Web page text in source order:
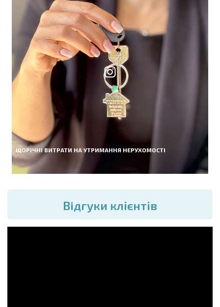
ЩОРІЧНІ ВИТРАТИ НА УТРИМАННЯ НЕРУХОМОСТІ
Вiдгуки клієнтів